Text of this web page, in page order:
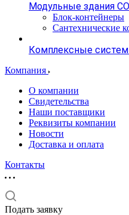
Модульные здания
Блок-контейнеры
Сантехнические
Комплексные
Компания
О компании
Свидетельства
Наши поставщики
Реквизиты компании
Новости
Доставка и оплата
Контакты
Подать заявку